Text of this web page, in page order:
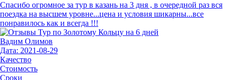
Спасибо огромное за тур в казань на 3 дня , в очередной раз вся
поездка на высшем уровне...цена и условия шикарны...все
понравилось как и всегда !!!
Вадим Олимов
Дата: 2021-08-29
Качество
Стоимость
Сроки